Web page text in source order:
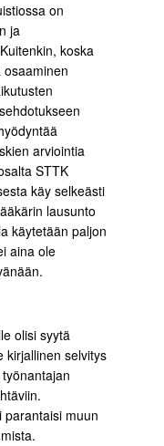
on
ja
koska
arviointia
STTK
käy selkeästi
lausunto
käytetään paljon
aina ole
olisi syytä
kirjallinen selvitys
parantaisi muun